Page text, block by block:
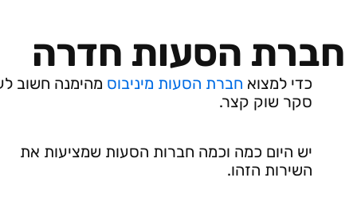
חברת הסעות חדרה
כדי למצוא חברת הסעות מיניבוס מהימנה חשוב
סקר שוק קצר.
יש היום כמה וכמה חברות הסעות שמציעות את
השירות הזהו.